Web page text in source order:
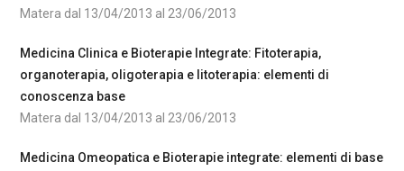
Matera dal 13/04/2013 al 23/06/2013
Medicina Clinica e Bioterapie Integrate: Fitoterapia,
organoterapia, oligoterapia e litoterapia: elementi di
conoscenza base
Matera dal 13/04/2013 al 23/06/2013
Medicina Omeopatica e Bioterapie integrate: elementi di base